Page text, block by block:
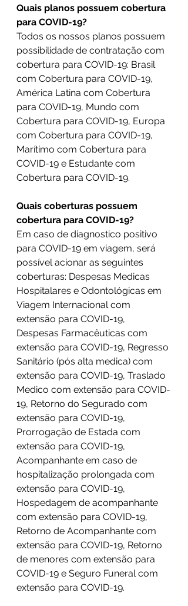
Quais planos possuem cobertura
para COVID-19?
Todos os nossos planos possuem
possibilidade de contratação com
cobertura para COVID-19: Brasil
com Cobertura para COVID-19,
América Latina com Cobertura
para COVID-19, Mundo com
Cobertura para COVID-19, Europa
com Cobertura para COVID-19,
Marítimo com Cobertura para
COVID-19 e Estudante com
Cobertura para COVID-19.
Quais coberturas possuem
cobertura para COVID-19?
Em caso de diagnostico positivo
para COVID-19 em viagem, será
possível acionar as seguintes
coberturas: Despesas Medicas
Hospitalares e Odontológicas em
Viagem Internacional com
extensão para COVID-19,
Despesas Farmacêuticas com
extensão para COVID-19, Regresso
Sanitário (pós alta medica) com
extensão para COVID-19, Traslado
Medico com extensão para COVID-
19, Retorno do Segurado com
extensão para COVID-19,
Prorrogação de Estada com
extensão para COVID-19,
Acompanhante em caso de
hospitalização prolongada com
extensão para COVID-19,
Hospedagem de acompanhante
com extensão para COVID-19,
Retorno de Acompanhante com
extensão para COVID-19, Retorno
de menores com extensão para
COVID-19 e Seguro Funeral com
extensão para COVID-19.